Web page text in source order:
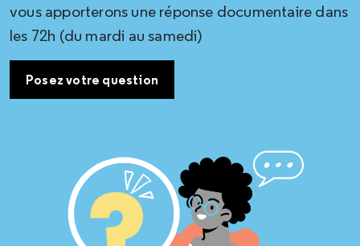
vous apporterons une réponse documentaire dans
les 72h (du mardi au samedi)
Posez votre question